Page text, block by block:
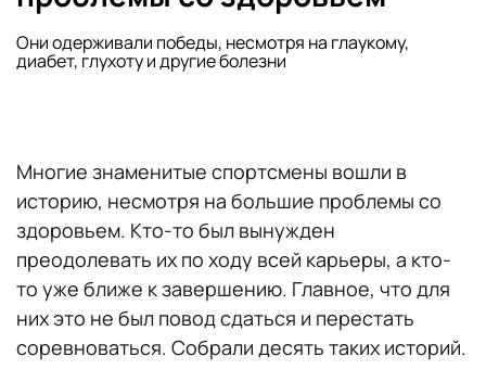
Они одерживали победы, несмотря на глаукому,
диабет, глухоту и другие болезни
Многие знаменитые спортсмены вошли в
историю, несмотря на большие проблемы со
здоровьем. Кто-то был вынужден
преодолевать их по ходу всей карьеры, а кто-
то уже ближе к завершению. Главное, что для
них это не был повод сдаться и перестать
соревноваться. Собрали десять таких историй.